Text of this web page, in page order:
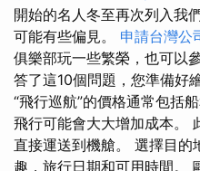
開始的名人冬至再次列入我
可能有些偏見。 申請台灣公
俱樂部玩一些繁榮，也可以
答了這10個問題，您準備好
“飛行巡航”的價格通常包括
飛行可能會大大增加成本。
直接運送到機艙。 選擇目的
趣，旅行日期和可用時間。